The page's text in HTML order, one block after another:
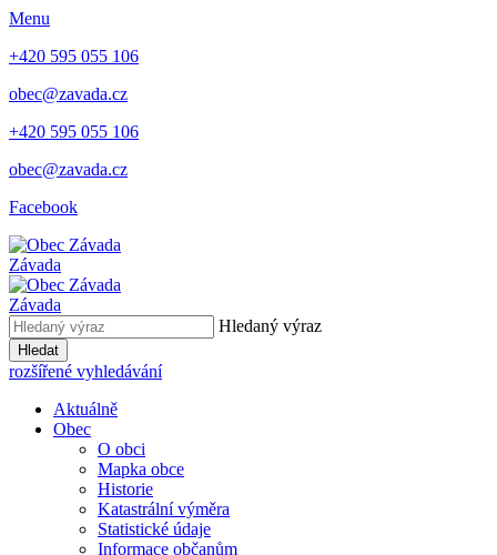
Menu
+420 595 055 106
obec@zavada.cz
+420 595 055 106
obec@zavada.cz
Facebook
Závada
Závada
Hledaný výraz
Hledat
rozšířené vyhledávání
Aktuálně
Obec
O obci
Mapka obce
Historie
Katastrální výměra
Statistické údaje
Informace občanům